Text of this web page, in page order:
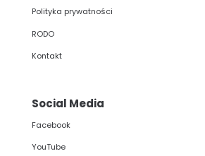
Polityka prywatności
RODO
Kontakt
Social Media
Facebook
YouTube